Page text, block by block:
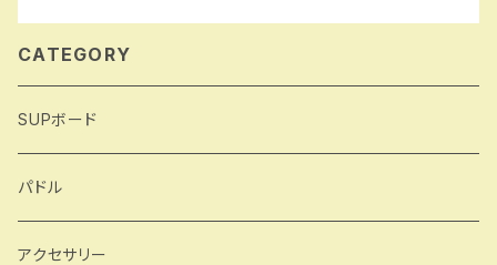
CATEGORY
SUPボード
パドル
アクセサリー